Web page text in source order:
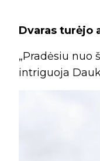
Dvaras turėjo
„Pradėsiu nuo
intriguoja